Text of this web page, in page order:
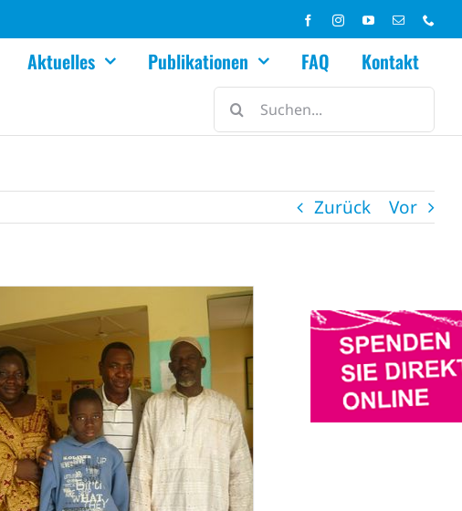
Aktuelles Publikationen FAQ
Kontakt
Suche
nach:
Zurück Vor